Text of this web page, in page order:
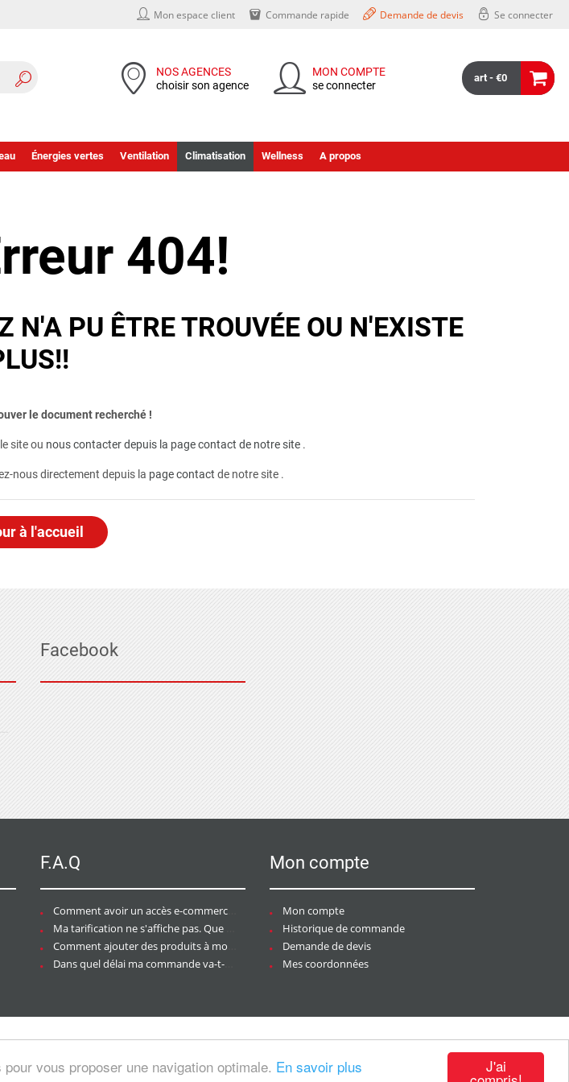
J'ai
vous proposer une navigation optimale. En savoir plus
Mon espace client Commande rapide Demande de devis Se connecter
NOS AGENCES
choisir son agence
MON COMPTE
se connecter
art - €0
Énergies vertes Ventilation Climatisation Wellness A propos
404!
N'A PU ÊTRE TROUVÉE OU N'EXISTE
le document recherché !
site ou nous contacter depuis la page contact de notre site.
nous directement depuis la page contact de notre site .
à l'accueil
Facebook
F.A.Q
Comment avoir un accès e-commerce ?
Ma tarification ne s'affiche pas. Que dois-je faire ?
Comment ajouter des produits à mon panier ?
Dans quel délai ma commande va-t-elle être traitée ?
Mon compte
Mon compte
Historique de commande
Demande de devis
Mes coordonnées